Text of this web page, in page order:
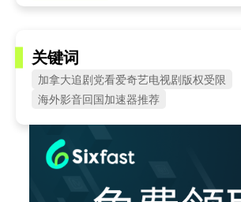
关键词
加拿大追剧党看爱奇艺电视剧版权受限
海外影音回国加速器推荐